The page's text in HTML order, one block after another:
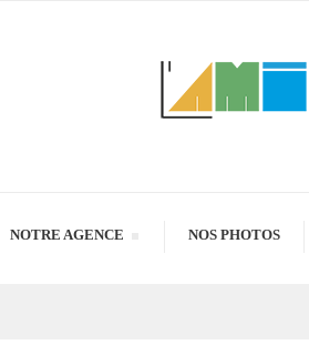
NOTRE AGENCE NOS PHOTOS